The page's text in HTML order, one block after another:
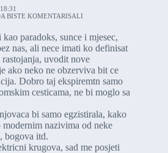
BISTE KOMENTARISALI
paradoks, sunce i mjesec,
nas, ali nece imati ko definisat
uvodit nove
ako neko ne obzerviva bit ce
Dobro taj ekspiremtn samo
cesticama, ne bi moglo sa
bi samo egzistirala, kako
modernim nazivima od neke
bogova itd.
krugova, sad me posjeti